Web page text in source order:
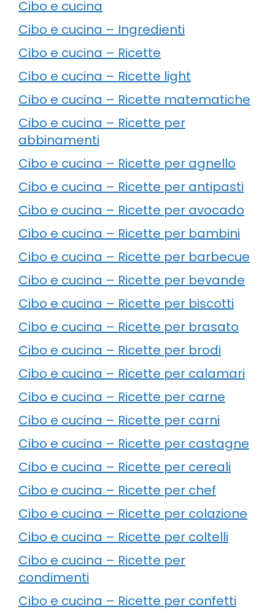
Cibo e cucina
Cibo e cucina – Ingredienti
Cibo e cucina – Ricette
Cibo e cucina – Ricette light
Cibo e cucina – Ricette matematiche
Cibo e cucina – Ricette per
abbinamenti
Cibo e cucina – Ricette per agnello
Cibo e cucina – Ricette per antipasti
Cibo e cucina – Ricette per avocado
Cibo e cucina – Ricette per bambini
Cibo e cucina – Ricette per barbecue
Cibo e cucina – Ricette per bevande
Cibo e cucina – Ricette per biscotti
Cibo e cucina – Ricette per brasato
Cibo e cucina – Ricette per brodi
Cibo e cucina – Ricette per calamari
Cibo e cucina – Ricette per carne
Cibo e cucina – Ricette per carni
Cibo e cucina – Ricette per castagne
Cibo e cucina – Ricette per cereali
Cibo e cucina – Ricette per chef
Cibo e cucina – Ricette per colazione
Cibo e cucina – Ricette per coltelli
Cibo e cucina – Ricette per
condimenti
Cibo e cucina – Ricette per confetti